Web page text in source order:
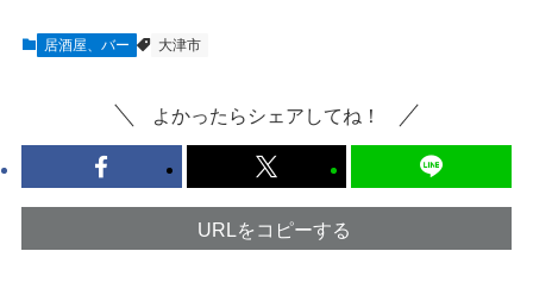
居酒屋、バー 大津市
よかったらシェアしてね！
URLをコピーする